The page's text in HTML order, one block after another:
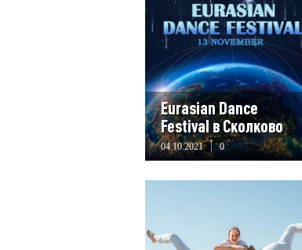
Eurasian Dance
Festival в Сколково
04.10.2021 0